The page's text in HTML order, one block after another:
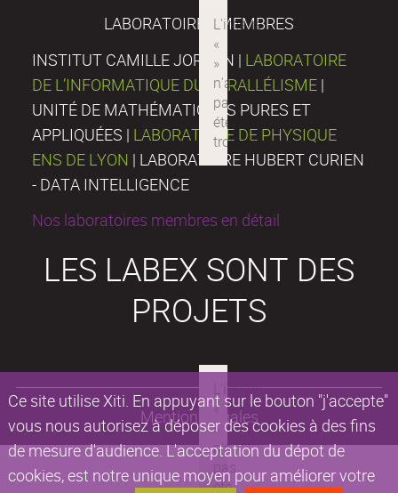
Ce site utilise Xiti. En appuyant sur le bouton "j'accepte"
vous nous autorisez à déposer des cookies à des fins
de mesure d'audience. L'acceptation du dépot de
cookies, est notre unique moyen pour améliorer votre
LABORATOIRES MEMBRES
INSTITUT CAMILLE JORDAN | LABORATOIRE
DE L’INFORMATIQUE DU PARALLÉLISME |
UNITÉ DE MATHÉMATIQUES PURES ET
APPLIQUÉES | LABORATOIRE DE PHYSIQUE
ENS DE LYON | LABORATOIRE HUBERT CURIEN
- DATA INTELLIGENCE
Nos laboratoires membres en détail
LES LABEX SONT DES
PROJETS
Mentions légales